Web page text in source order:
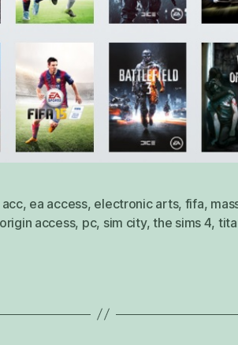
acc, ea access, electronic arts, fifa,
origin access, pc, sim city,the sims 4,